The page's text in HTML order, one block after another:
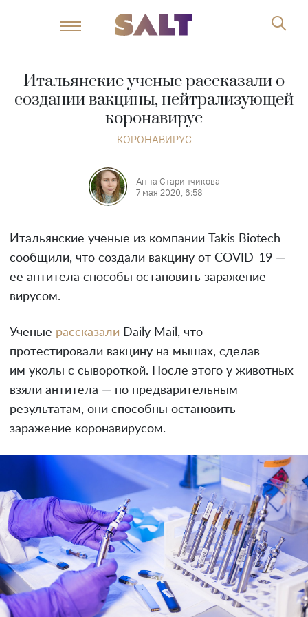
Итальянские ученые рассказали о
создании вакцины, нейтрализующей
коронавирус
КОРОНАВИРУС
Анна Старинчикова
7 мая 2020, 6:58
Итальянские ученые из компании Takis Biotech
сообщили, что создали вакцину от COVID-19 —
ее антитела способы остановить заражение
вирусом.
Ученые рассказали Daily Mail, что
протестировали вакцину на мышах, сделав
им уколы с сывороткой. После этого у животных
взяли антитела — по предварительным
результатам, они способны остановить
заражение коронавирусом.